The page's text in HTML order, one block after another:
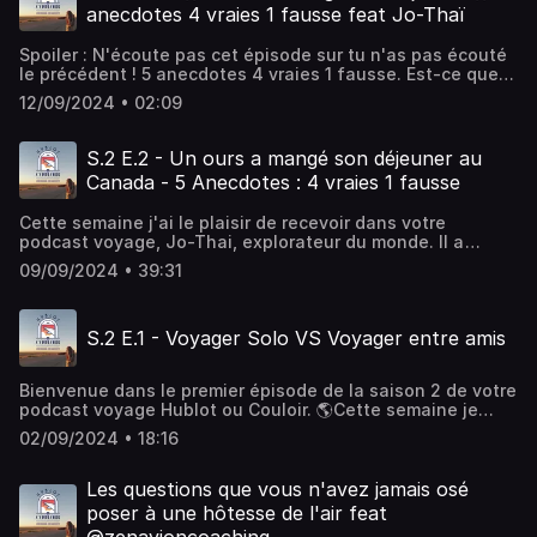
: rejoins-nousYouTube : Abonne-toi Hébergé par Ausha.
d'informations.
anecdotes 4 vraies 1 fausse feat Jo-Thaï
Spoiler : N'écoute pas cet épisode sur tu n'as pas écouté
le précédent ! 5 anecdotes 4 vraies 1 fausse. Est-ce que
tu avais trouvé la bonne ? Bisous la teamInstagram de
Hublot ou Couloir : @hublotoucouloirLa chaine You Tube
@pure_aventure_Son site internet : iciHébergé par Ausha.
Visitez ausha.co/politique-de-confidentialite pour plus
d'informations.
12/09/2024 • 02:09
S.2 E.2 - Un ours a mangé son déjeuner au
Canada - 5 Anecdotes : 4 vraies 1 fausse
Cette semaine j'ai le plaisir de recevoir dans votre
podcast voyage, Jo-Thai, explorateur du monde. Il a
tellement d'anecdotes folles, que j'ai décidé de l'inviter
sur un concept que vous commencez à bien connaitre : 5
laquelle ? Réponse jeudi en podcast ou sur l'Instagram de
@hublotoucouloirEn attendant n'oubliez pas, voyager
c'est toujours la meilleure des options. Bisous la
internet : iciLa chaine You Tube de Hublot ou Couloir :
IciHébergé par Ausha. Visitez ausha.co/politique-de-
confidentialite pour plus d'informations.
09/09/2024 • 39:31
S.2 E.1 - Voyager Solo VS Voyager entre amis
Bienvenue dans le premier épisode de la saison 2 de votre
podcast voyage Hublot ou Couloir. 🌎Cette semaine je
voulais aborder un sujet que j'ai survolé durant plusieurs
épisodes de la saison 1 et qui mérite d'être approfondi :
et les inconvénients de voyager seule ou entre amis. Et
pourquoi j'ai un peu changé d'avis ces derniers mois. Je
serais ravie d'avoir votre avis sur le sujet n'hésitez pas à
02/09/2024 • 18:16
Les questions que vous n'avez jamais osé
poser à une hôtesse de l'air feat